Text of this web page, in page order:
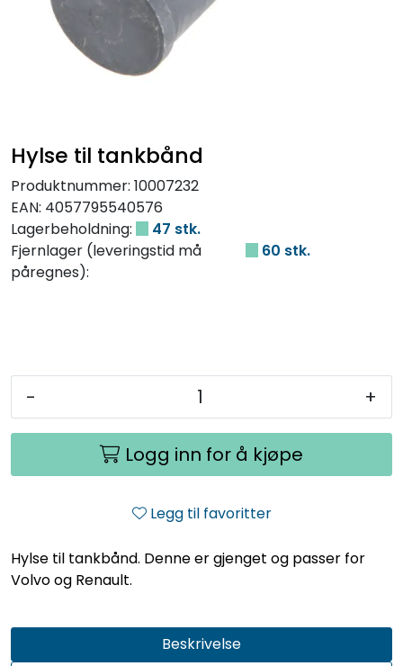
Hylse til tankbånd
Produktnummer: 10007232
EAN: 4057795540576
Lagerbeholdning:
47 stk.
Fjernlager (leveringstid må
påregnes):
60 stk.
- +
Logg inn for å kjøpe
Legg til favoritter
Hylse til tankbånd. Denne er gjenget og passer for
Volvo og Renault.
Beskrivelse